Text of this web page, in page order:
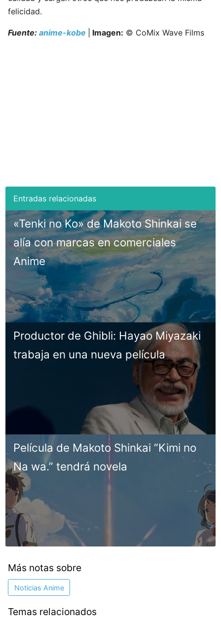
felicidad.
Fuente: anime-kobe Imagen: © CoMix Wave Films
«Tenki no Ko» de Makoto Shinkai se
alía con marcas en comerciales
Anime
Productor de Ghibli: Hayao Miyazaki
trabaja en una nueva película
Película de Makoto Shinkai “Kimi no
Na wa.” tendrá novela
Más notas sobre
Noticias Anime
Temas relacionados